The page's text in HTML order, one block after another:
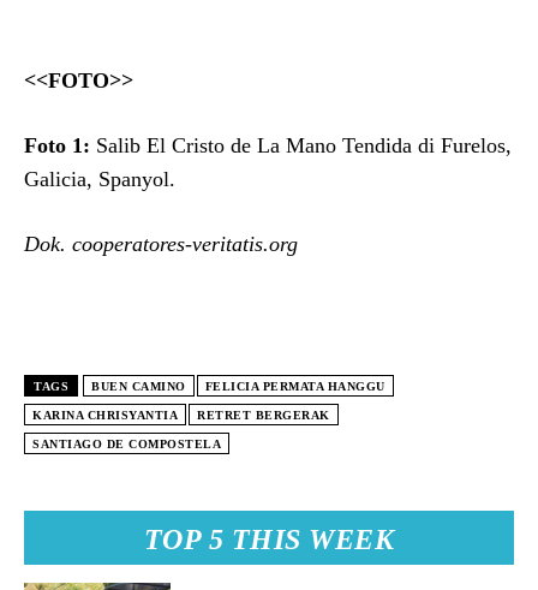
TOP 5 THIS WEEK
<<FOTO>>
Foto 1: Salib El Cristo de La Mano Tendida di Furelos,
Galicia, Spanyol.
Dok. cooperatores-veritatis.org
TAGS BUEN CAMINO FELICIA PERMATA HANGGU
KARINA CHRISYANTIA RETRET BERGERAK
SANTIAGO DE COMPOSTELA